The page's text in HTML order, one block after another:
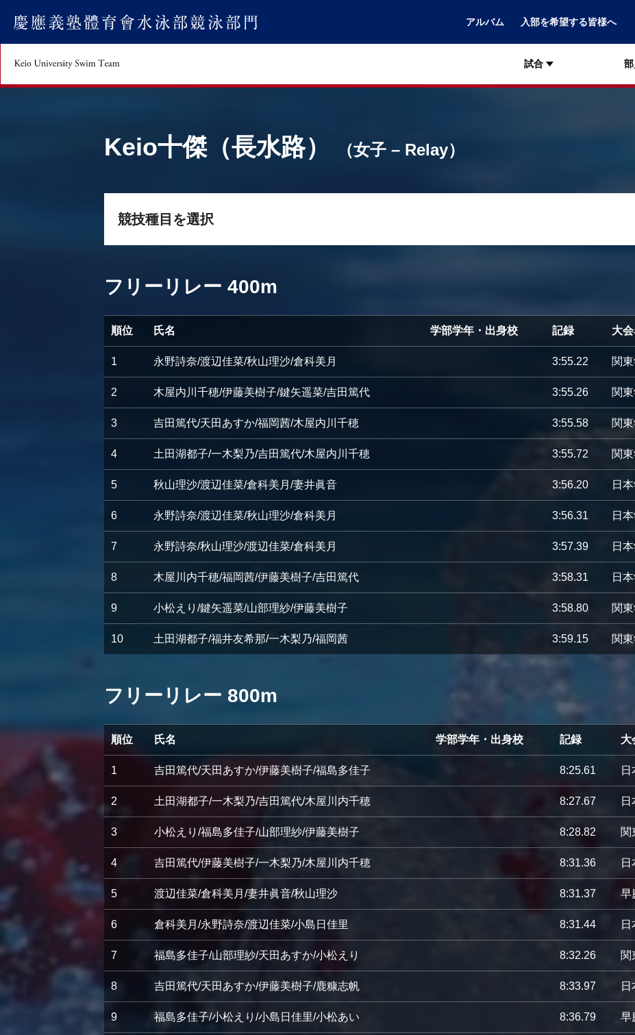
アルバム 入部を希望する皆様へ
試合
Keio十傑（長水路） （女子 – Relay）
競技種目を選択
フリーリレー 400m
順位 氏名 学部学年・出身校 記録 大会
1 永野詩奈/渡辺佳菜/秋山理沙/倉科美月 3:55.22 関
2 木屋内川千穂/伊藤美樹子/鍵矢遥菜/吉田篤代 3:55.26 関
3 吉田篤代/天田あすか/福岡茜/木屋内川千穂 3:55.58 関
4 土田湖都子/一木梨乃/吉田篤代/木屋内川千穂 3:55.72 関
5 秋山理沙/渡辺佳菜/倉科美月/妻井眞音 3:56.20 日
6 永野詩奈/渡辺佳菜/秋山理沙/倉科美月 3:56.31 日
7 永野詩奈/秋山理沙/渡辺佳菜/倉科美月 3:57.39 日
8 木屋川内千穂/福岡茜/伊藤美樹子/吉田篤代 3:58.31 日
9 小松えり/鍵矢遥菜/山部理紗/伊藤美樹子 3:58.80 関
10 土田湖都子/福井友希那/一木梨乃/福岡茜 3:59.15 関
フリーリレー 800m
順位 氏名 学部学年・出身校 記録 大
1 吉田篤代/天田あすか/伊藤美樹子/福島多佳子 8:25.61 日
2 土田湖都子/一木梨乃/吉田篤代/木屋川内千穂 8:27.67 日
3 小松えり/福島多佳子/山部理紗/伊藤美樹子 8:28.82 関
4 吉田篤代/伊藤美樹子/一木梨乃/木屋川内千穂 8:31.36 日
5 渡辺佳菜/倉科美月/妻井眞音/秋山理沙 8:31.37 早
6 倉科美月/永野詩奈/渡辺佳菜/小島日佳里 8:31.44 日
7 福島多佳子/山部理紗/天田あすか/小松えり 8:32.26 関
8 吉田篤代/天田あすか/伊藤美樹子/鹿糠志帆 8:33.97 日
9 福島多佳子/小松えり/小島日佳里/小松あい 8:36.79 早